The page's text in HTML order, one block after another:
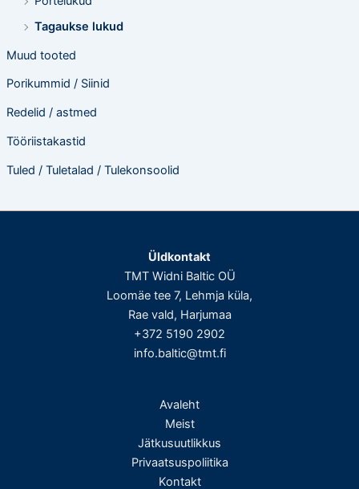
Tagaukse lukud
Muud tooted
Porikummid / Siinid
Redelid / astmed
Tööriistakastid
Tuled / Tuletalad / Tulekonsoolid
Üldkontakt
TMT Widni Baltic OÜ
Loomäe tee 7, Lehmja küla,
Rae vald, Harjumaa
+372 5190 2902
info.baltic@tmt.fi
Avaleht
Meist
Jätkusuutlikkus
Privaatsuspoliitika
Kontakt